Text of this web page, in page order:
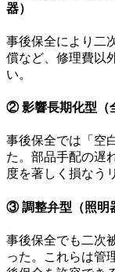
器）
事後保全により二
償など、修理費以
い。
② 影響長期化型（
事後保全では「空
た。部品手配の遅
度を著しく損なう
③ 調整弁型（照明
事後保全でも二次
った。これらは管